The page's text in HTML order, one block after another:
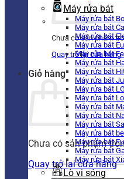
Chưa có sản phẩm
Quay trở lại cửa hàng
Giỏ hàng
Chưa có sản phẩm
Quay trở lại cửa hàng
Máy rửa bát
Máy rửa bát
Máy rửa bát
Máy rửa bát
Máy rửa bát
Máy rửa bát
Máy rửa bát
Máy rửa bát
Máy rửa bát
Máy rửa bát LG
Máy rửa bát
Máy rửa bát
Máy rửa bát
Máy rửa bát
Máy rửa bát
Máy rửa bát
Máy rửa bát
Máy rửa bát
Lò vi sóng